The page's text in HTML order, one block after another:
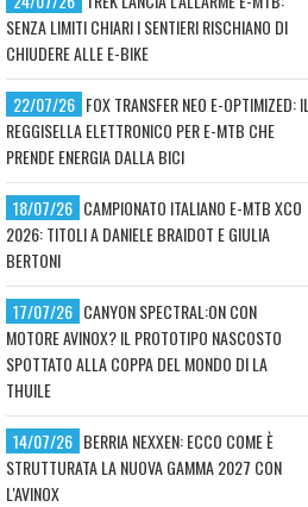
SENZA LIMITI CHIARI I SENTIERI RISCHIANO DI
CHIUDERE ALLE E-BIKE
22/07/26 FOX TRANSFER NEO E-OPTIMIZED: IL
REGGISELLA ELETTRONICO PER E-MTB CHE
PRENDE ENERGIA DALLA BICI
18/07/26 CAMPIONATO ITALIANO E-MTB XCO
2026: TITOLI A DANIELE BRAIDOT E GIULIA
BERTONI
17/07/26 CANYON SPECTRAL:ON CON
MOTORE AVINOX? IL PROTOTIPO NASCOSTO
SPOTTATO ALLA COPPA DEL MONDO DI LA
THUILE
14/07/26 BERRIA NEXXEN: ECCO COME È
STRUTTURATA LA NUOVA GAMMA 2027 CON
L'AVINOX